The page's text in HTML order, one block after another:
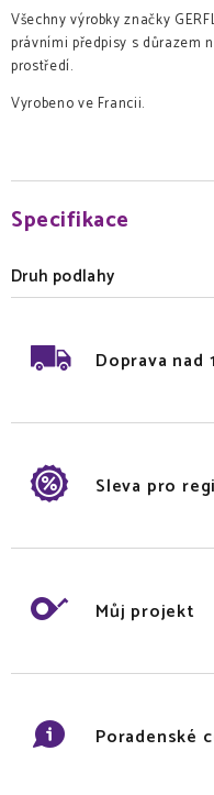
Všechny výrobky značky
právními předpisy s důrazem
prostředí.
Vyrobeno ve Francii.
Specifikace
Druh podlahy
Doprava nad
Sleva pro
Můj projekt
Poradenské